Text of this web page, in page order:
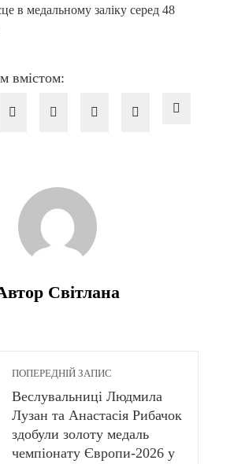
в медальному заліку серед 48
вмістом:
Світлана
ПОПЕРЕДНІЙ ЗАПИС
Веслувальниці Людмила
Лузан та Анастасія Рибачок
здобули золоту медаль
чемпіонату Європи-2026 у